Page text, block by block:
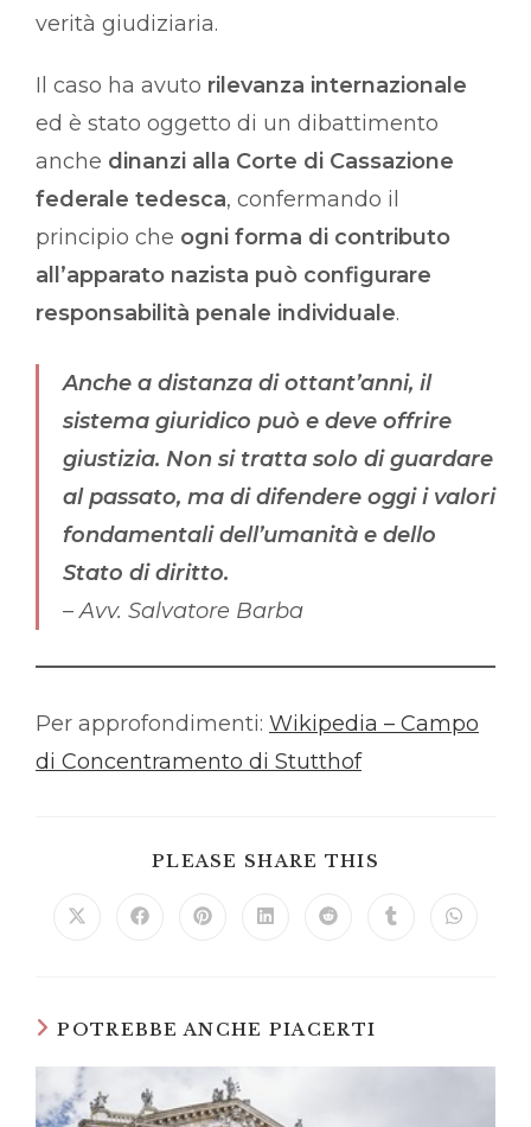
verità giudiziaria.
Il caso ha avuto rilevanza internazionale
ed è stato oggetto di un dibattimento
anche dinanzi alla Corte di Cassazione
federale tedesca, confermando il
principio che ogni forma di contributo
all’apparato nazista può configurare
responsabilità penale individuale.
Anche a distanza di ottant’anni, il
sistema giuridico può e deve offrire
giustizia. Non si tratta solo di guardare
al passato, ma di difendere oggi i valori
fondamentali dell’umanità e dello
Stato di diritto.
–Avv. Salvatore Barba
Per approfondimenti: Wikipedia – Campo
di Concentramento di Stutthof
PLEASE SHARE THIS
Opens
Opens Opens Opens Opens Opens Opens
POTREBBE ANCHE PIACERTI